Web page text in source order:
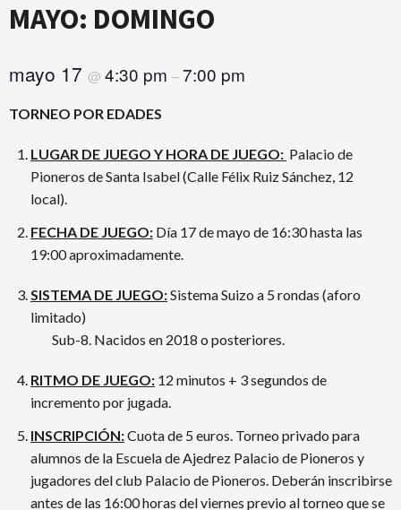
MAYO: DOMINGO
mayo 17 @ 4:30 pm –7:00 pm
TORNEO POR EDADES
LUGAR DE JUEGO Y HORA DE JUEGO: Palacio de
Pioneros de Santa Isabel (Calle Félix Ruiz Sánchez, 12
local).
FECHA DE JUEGO: Día 17 de mayo de 16:30 hasta las
19:00 aproximadamente.
SISTEMA DE JUEGO:Sistema Suizo a 5 rondas (aforo
limitado)
Sub-8. Nacidos en 2018 o posteriores.
RITMO DE JUEGO: 12 minutos + 3 segundos de
incremento por jugada.
INSCRIPCIÓN:Cuota de 5 euros. Torneo privado para
alumnos de la Escuela de Ajedrez Palacio de Pioneros y
jugadores del club Palacio de Pioneros. Deberán inscribirse
antes de las 16:00 horas del viernes previo al torneo que se